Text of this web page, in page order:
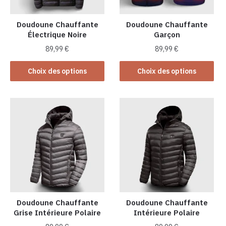
sur
la
page
du
produit
la
page
du
produit
Doudoune Chauffante
Électrique Noire
89,99€
Choix des options
Ce
produit
plusieurs
variations.
Les
options
peuvent
être
choisies
sur
la
page
Doudoune Chauffante
Garçon
89,99€
Choix des options
Ce
produit
plusieurs
variations.
Les
options
peuvent
être
choisies
sur
la
page
Doudoune Chauffante
Grise Intérieure Polaire
Doudoune Chauffante
Intérieure Polaire